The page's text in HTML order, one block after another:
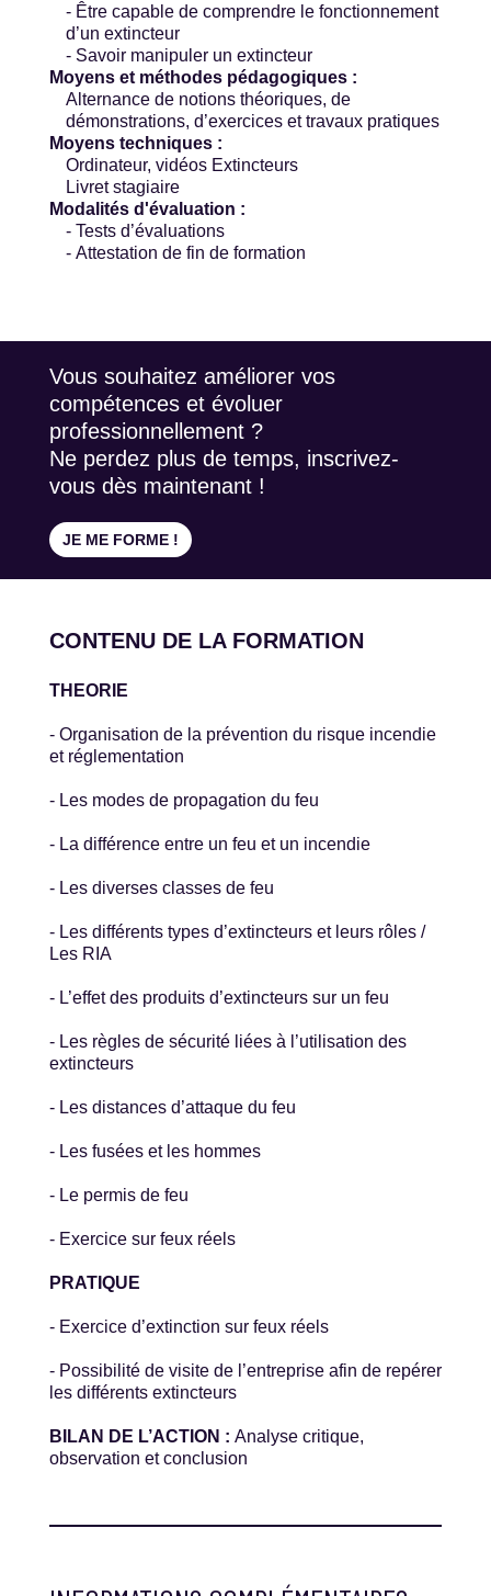
- Être capable de comprendre le fonctionnement
d’un extincteur
- Savoir manipuler un extincteur
Moyens et méthodes pédagogiques :
Alternance de notions théoriques, de
démonstrations, d’exercices et travaux pratiques
Moyens techniques :
Ordinateur, vidéos Extincteurs
Livret stagiaire
Modalités d'évaluation :
- Tests d’évaluations
- Attestation de fin de formation
Vous souhaitez améliorer vos
compétences et évoluer
professionnellement ?
Ne perdez plus de temps, inscrivez-
vous dès maintenant !
JE ME FORME !
CONTENU DE LA FORMATION
THEORIE
- Organisation de la prévention du risque incendie
et réglementation
- Les modes de propagation du feu
- La différence entre un feu et un incendie
- Les diverses classes de feu
- Les différents types d’extincteurs et leurs rôles /
Les RIA
- L’effet des produits d’extincteurs sur un feu
- Les règles de sécurité liées à l’utilisation des
extincteurs
- Les distances d’attaque du feu
- Les fusées et les hommes
- Le permis de feu
- Exercice sur feux réels
PRATIQUE
- Exercice d’extinction sur feux réels
- Possibilité de visite de l’entreprise afin de repérer
les différents extincteurs
BILAN DE L’ACTION : Analyse critique,
observation et conclusion